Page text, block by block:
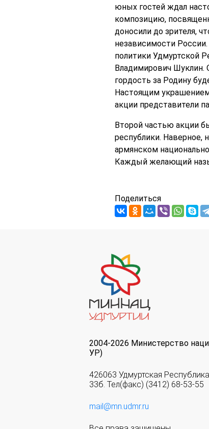
юных гостей ждал
композицию,
доносили до зрителя,
независимости
политики Удмуртской
Владимирович Шуклин.
гордость за Родину
Настоящим украшением
акции представители
Второй частью акции
республики. Наверное,
армянском
Каждый желающий
Поделиться
2004-2026 Министерство
УР)
426063 Удмуртская
33б. Тел(факс) (3412) 68-53-55
mail@mn.udmr.ru